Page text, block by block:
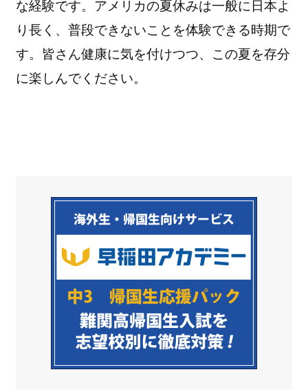
な経験です。アメリカの夏休みは一般に日本よ
り長く、普段できないことを体験できる時期で
す。皆さん健康に気を付けつつ、この夏を存分
に楽しんでください。